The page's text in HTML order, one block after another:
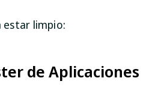
estar limpio:
de Aplicaciones